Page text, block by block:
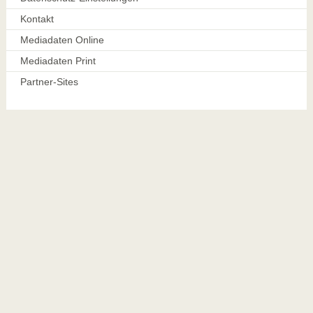
Kontakt
Mediadaten Online
Mediadaten Print
Partner-Sites